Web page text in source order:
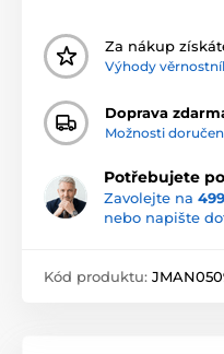
Za nákup
Výhody
Doprava
Možnosti
Potřebujete
Zavolejte na
nebo napište
Kód produktu: